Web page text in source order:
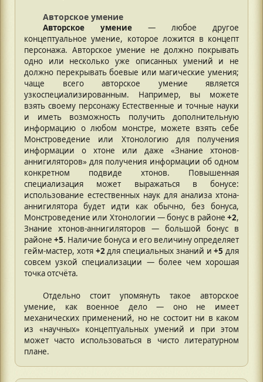
Авторское умение
Авторское умение — любое другое
концептуальное умение, которое ложится в концепт
персонажа. Авторское умение не должно покрывать
одно или несколько уже описанных умений и не
должно перекрывать боевые или магические умения;
чаще всего авторское умение является
узкоспециализированным. Например, вы можете
взять своему персонажу Естественные и точные науки
и иметь возможность получить дополнительную
информацию о любом монстре, можете взять себе
Монстроведение или Хтонологию для получения
информации о хтоне или даже «Знание хтонов-
аннигиляторов» для получения информации об одном
конкретном подвиде хтонов. Повышенная
специализация может выражаться в бонусе:
использование естественных наук для анализа хтона-
аннигилятора будет идти как обычно, без бонуса,
Монстроведение или Хтонологии — бонус в районе +2,
Знание хтонов-аннигиляторов — большой бонус в
районе+5. Наличие бонуса и его величину определяет
гейм-мастер, хотя +2для специальных знаний и+5 для
совсем узкой специализации — более чем хорошая
точка отсчёта.
Отдельно стоит упомянуть такое авторское
умение, как военное дело — оно не имеет
механических применений, но не состоит ни в каком
из «научных» концептуальных умений и при этом
может часто использоваться в чисто литературном
плане.